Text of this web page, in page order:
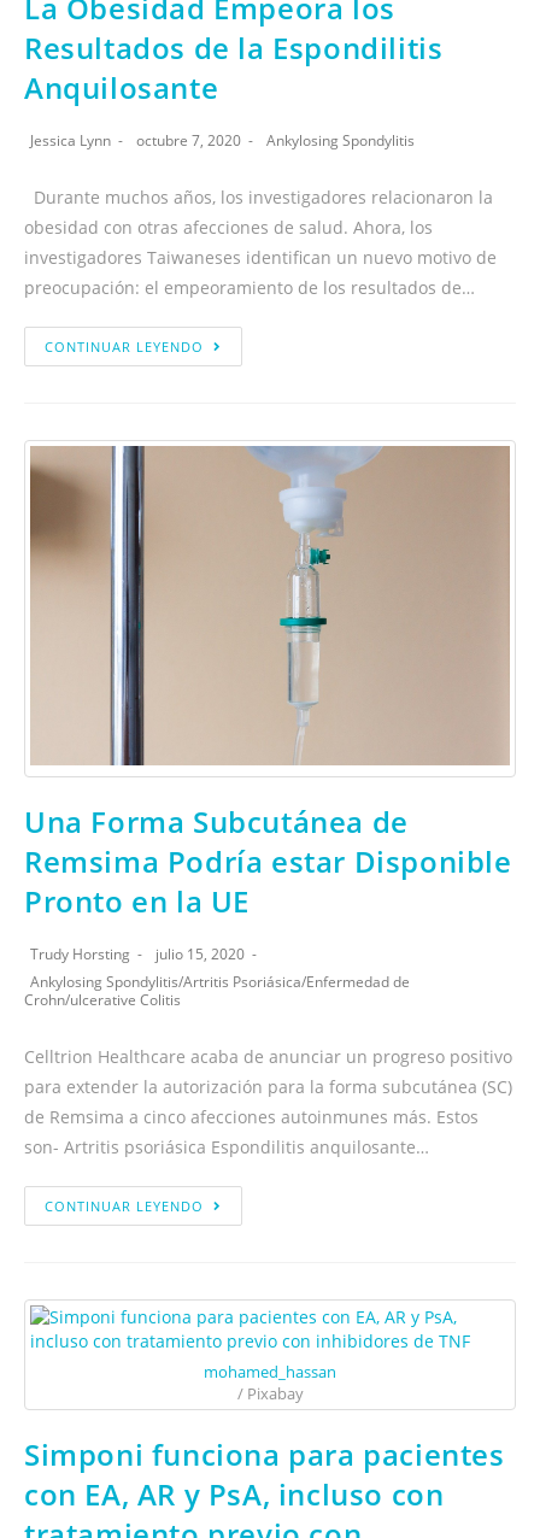
Resultados de la Espondilitis
Anquilosante
Jessica Lynn octubre 7, 2020 Ankylosing Spondylitis
Durante muchos años, los investigadores relacionaron la
obesidad con otras afecciones de salud. Ahora, los
investigadores Taiwaneses identifican un nuevo motivo de
preocupación: el empeoramiento de los resultados de…
CONTINUAR LEYENDO
Una Forma Subcutánea de
Remsima Podría estar Disponible
Pronto en la UE
Trudy Horsting
julio 15, 2020
Ankylosing Spondylitis/Artritis Psoriásica/Enfermedad de
Crohn/ulcerative Colitis
Celltrion Healthcare acaba de anunciar un progreso positivo
para extender la autorización para la forma subcutánea (SC)
de Remsima a cinco afecciones autoinmunes más. Estos
son- Artritis psoriásica Espondilitis anquilosante…
CONTINUAR LEYENDO
mohamed_hassan
/ Pixabay
Simponi funciona para pacientes
con EA, AR y PsA, incluso con